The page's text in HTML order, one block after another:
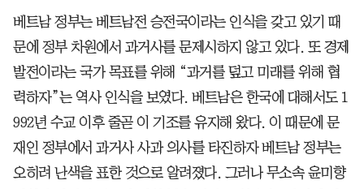
베트남 정부는 베트남전 승전국이라는 인식을 갖고 있기 때
문에 정부 차원에서 과거사를 문제시하지 않고 있다. 또 경제
발전이라는 국가 목표를 위해 “과거를 덮고 미래를 위해 협
력하자”는 역사 인식을 보였다. 베트남은 한국에 대해서도 1
992년 수교 이후 줄곧 이 기조를 유지해 왔다. 이 때문에 문
재인 정부에서 과거사 사과 의사를 타진하자 베트남 정부는
오히려 난색을 표한 것으로 알려졌다. 그러나 무소속 윤미향